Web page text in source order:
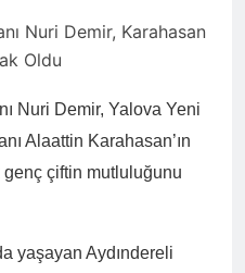
Nuri Demir, Karahasan
Oldu
Nuri Demir, Yalova Yeni
Alaattin Karahasan’ın
çiftin mutluluğunu
yaşayan Aydındereli